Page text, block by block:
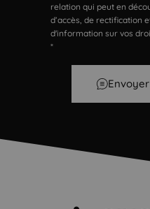
relation qui peut en
d’accès, de rectification
d'information sur vos
*